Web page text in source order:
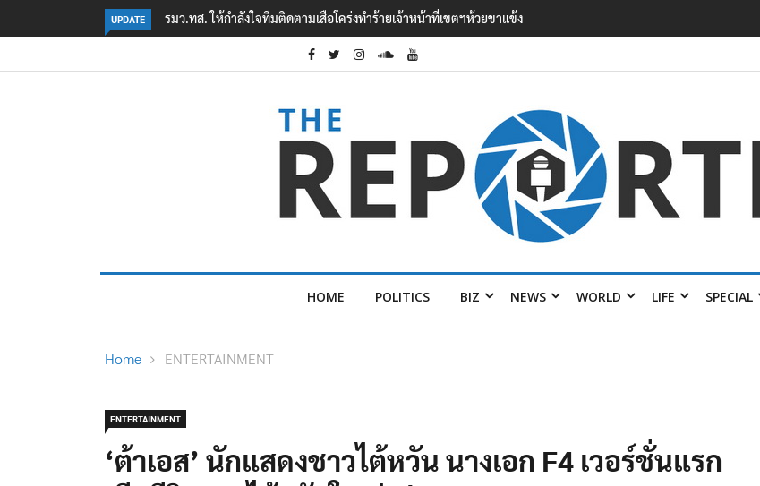
UPDATE
ำร้ายเจ้าหน้าที่เขตฯห้วยขาแข้ง‘ภาคประชาสังคม’ รวมตัวคัดค้าน ‘มิน ออง ไลง์’ เยือนไทย ขึงป้าย ‘ไม่
ต้อนรับอาชญากร’
HOME POLITICS BIZ NEWS WORLD LIFE SPECIAL
Home ENTERTAINMENT
ENTERTAINMENT
‘ต้าเอส’ นักแสดงชาวไต้หวัน นางเอก F4 เวอร์ชั่นแรก